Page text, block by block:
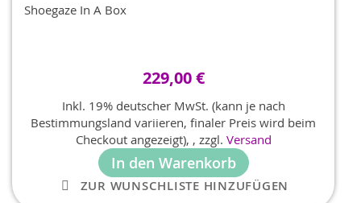
Shoegaze In A Box
229,00 €
Inkl. 19% deutscher MwSt. (kann je nach
Bestimmungsland variieren, finaler Preis wird beim
Checkout angezeigt), , zzgl. Versand
In den Warenkorb
ZUR WUNSCHLISTE HINZUFÜGEN